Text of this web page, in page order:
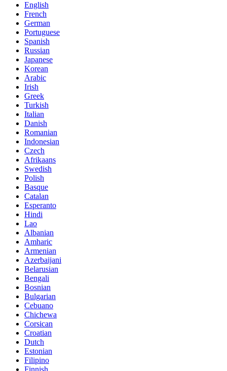
English
French
German
Portuguese
Spanish
Russian
Japanese
Korean
Arabic
Irish
Greek
Turkish
Italian
Danish
Romanian
Indonesian
Czech
Afrikaans
Swedish
Polish
Basque
Catalan
Esperanto
Hindi
Lao
Albanian
Amharic
Armenian
Azerbaijani
Belarusian
Bengali
Bosnian
Bulgarian
Cebuano
Chichewa
Corsican
Croatian
Dutch
Estonian
Filipino